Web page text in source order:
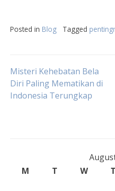
Posted in Blog Tagged
Post
navigation
Misteri Kehebatan Bela
Diri Paling Mematikan di
Indonesia Terungkap
M
T W T